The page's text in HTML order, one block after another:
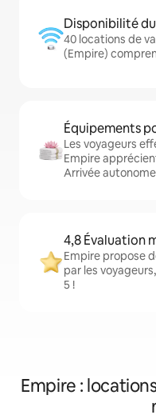
Disponibilité
40 locations de
(Empire)
Équipements
Les voyageurs
Empire
Arrivée
4,8 Évaluation
Empire propose
par les
5 !
Empire :